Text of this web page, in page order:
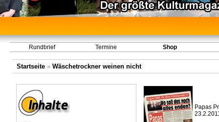
Rundbrief Termine Shop
Startseite» Wäschetrockner weinen nicht
Papas